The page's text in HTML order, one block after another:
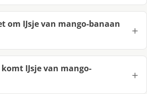
om IJsje van mango-banaan
IJsje van mango-